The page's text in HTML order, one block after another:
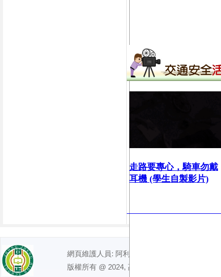
走路要專心，騎車勿戴
耳機 (學生自製影片)
網頁維護人員: 阿利｜ 電話 : (07)7491992
版權所有 @ 2024, 高雄市立中正高級中學. All